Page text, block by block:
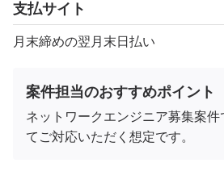
支払サイト
月末締めの翌月末日払い
案件担当のおすすめポイント
ネットワークエンジニア募集案
てご対応いただく想定です。